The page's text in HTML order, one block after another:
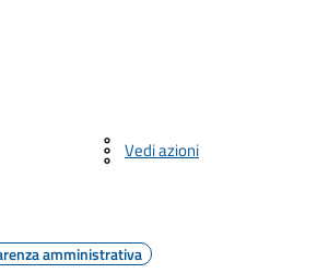
Vedi azioni
amministrativa